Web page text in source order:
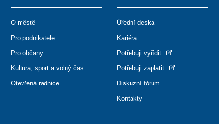
O městě
Pro podnikatele
Pro občany
Kultura, sport a volný čas
Otevřená radnice
Úřední deska
Kariéra
Potřebuji vyřídit
Potřebuji zaplatit
Diskuzní fórum
Kontakty